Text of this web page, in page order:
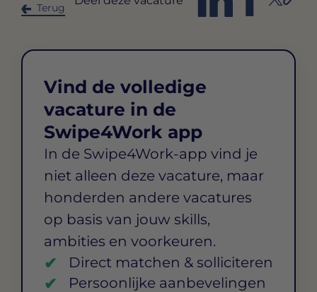
Terug
Vind de volledige
vacature in de
Swipe4Work app
In de Swipe4Work-app vind je
niet alleen deze vacature, maar
honderden andere vacatures
op basis van jouw skills,
ambities en voorkeuren.
Direct matchen & solliciteren
Persoonlijke aanbevelingen